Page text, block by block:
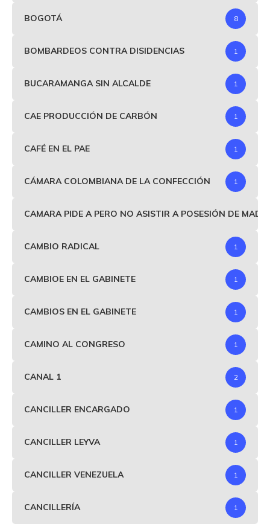
BOGOTÁ 8
BOMBARDEOS CONTRA DISIDENCIAS 1
BUCARAMANGA SIN ALCALDE 1
CAE PRODUCCIÓN DE CARBÓN 1
CAFÉ EN EL PAE 1
CÁMARA COLOMBIANA DE LA CONFECCIÓN 1
CAMARA PIDE A PERO NO ASISTIR A POSESIÓN DE
CAMBIO RADICAL 1
CAMBIOE EN EL GABINETE 1
CAMBIOS EN EL GABINETE 1
CAMINO AL CONGRESO 1
CANAL 1 2
CANCILLER ENCARGADO 1
CANCILLER LEYVA 1
CANCILLER VENEZUELA 1
CANCILLERÍA 1